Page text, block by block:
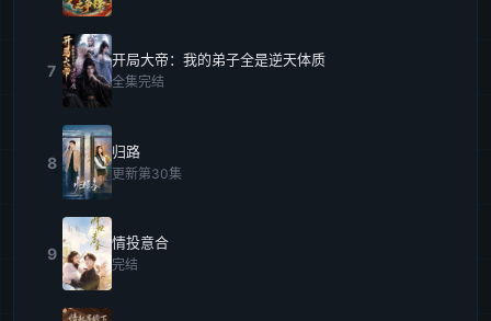
7
开局大帝：我的弟子全是逆天体质
全集完结
8
归路
更新第30集
9
情投意合
完结